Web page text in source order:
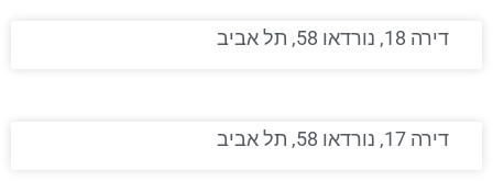
דירה 18, נורדאו 58, תל אביב
דירה 17, נורדאו 58, תל אביב